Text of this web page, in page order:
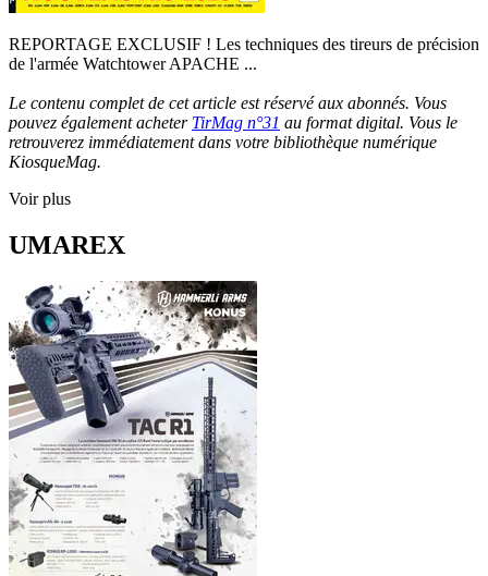
REPORTAGE EXCLUSIF ! Les techniques des tireurs de précision
de l'armée Watchtower APACHE ...
Le contenu complet de cet article est réservé aux abonnés. Vous
pouvez également acheter TirMag n°31 au format digital. Vous le
retrouverez immédiatement dans votre bibliothèque numérique
KiosqueMag.
Voir plus
UMAREX